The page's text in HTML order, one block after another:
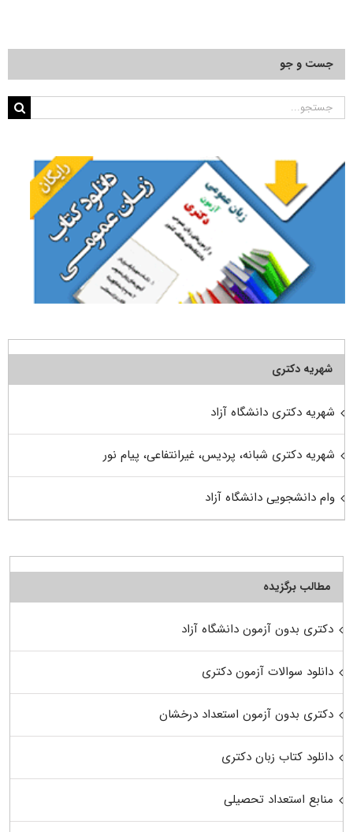
جست و جو
جستجو
شهریه دکتری
شهریه دکتری دانشگاه آزاد
شهریه دکتری شبانه، پردیس، غیرانتفاعی، پیام نور
وام دانشجویی دانشگاه آزاد
مطالب برگزیده
دکتری بدون آزمون دانشگاه آزاد
دانلود سوالات آزمون دکتری
دکتری بدون آزمون استعداد درخشان
دانلود کتاب زبان دکتری
منابع استعداد تحصیلی